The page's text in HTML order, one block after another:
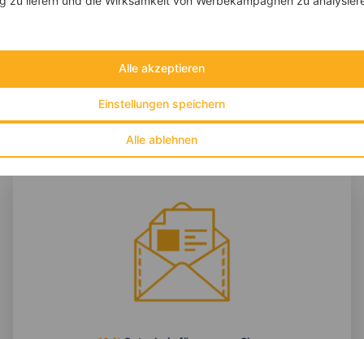
Alle ablehnen
Einstellungen speichern
Alle akzeptieren